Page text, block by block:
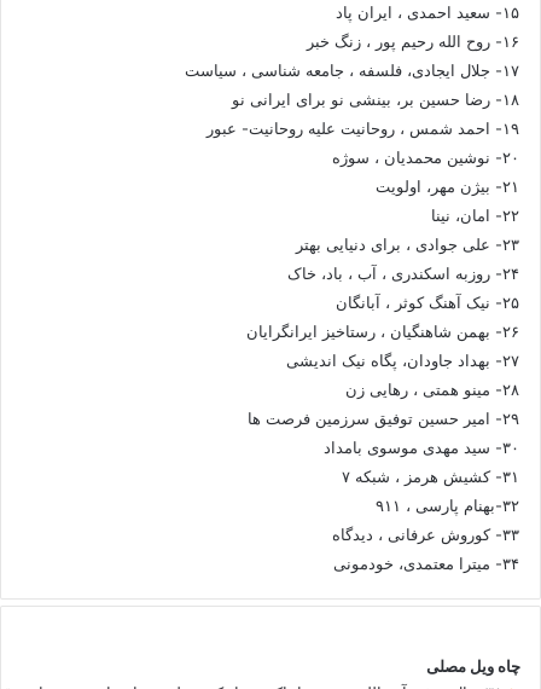
۱۵- سعید احمدی ، ایران پاد
۱۶- روح الله رحیم پور ، زنگ خبر
۱۷- جلال ایجادی، فلسفه ، جامعه شناسی ، سیاست
۱۸- رضا حسین بر، بینشی نو برای ایرانی نو
۱۹- احمد شمس ، روحانیت علیه روحانیت- عبور
۲۰- نوشین محمدیان ، سوژه
۲۱- بیژن مهر، اولویت
۲۲- امان، نینا
۲۳- علی جوادی ، برای دنیایی بهتر
۲۴- روزبه اسکندری ، آب ، باد، خاک
۲۵- نیک آهنگ کوثر ، آبانگان
۲۶- بهمن شاهنگیان ، رستاخیز ایرانگرایان
۲۷- بهداد جاودان، پگاه نیک اندیشی
۲۸- مینو همتی ، رهایی زن
۲۹- امیر حسین توفیق سرزمین فرصت ها
۳۰- سید مهدی موسوی بامداد
۳۱- کشیش هرمز ، شبکه ۷
۳۲-بهنام پارسی ، ۹۱۱
۳۳- کوروش عرفانی ، دیدگاه
۳۴- میترا معتمدی، خودمونی
چاه ویل مصلی